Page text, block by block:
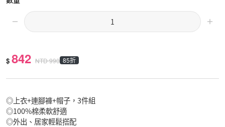
$ 842 NTD990 85折
◎上衣+連腳褲+帽子，3件組
◎100%棉柔軟舒適
◎外出、居家輕鬆搭配